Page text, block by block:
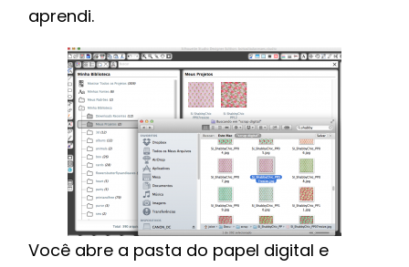
aprendi.
Você abre a pasta do papel digital e